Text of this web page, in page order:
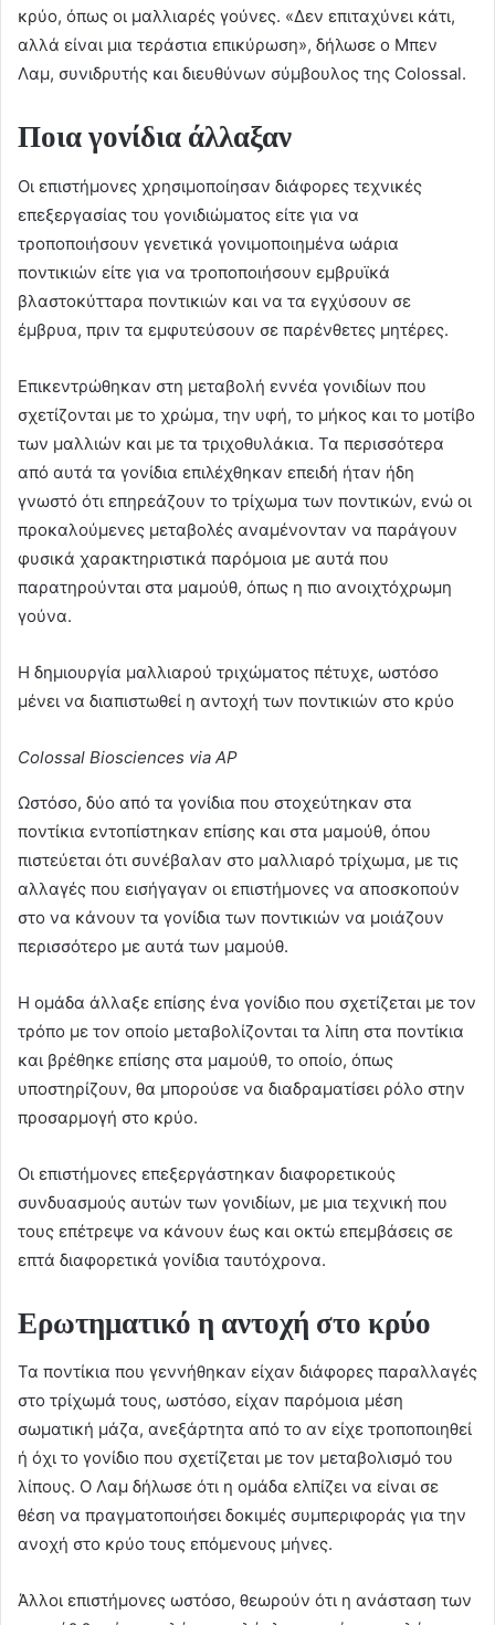
κρύο, όπως οι μαλλιαρές γούνες. «Δεν επιταχύνει κάτι,
αλλά είναι μια τεράστια επικύρωση», δήλωσε ο Μπεν
Λαμ, συνιδρυτής και διευθύνων σύμβουλος της Colossal.
Ποια γονίδια άλλαξαν
Οι επιστήμονες χρησιμοποίησαν διάφορες τεχνικές
επεξεργασίας του γονιδιώματος είτε για να
τροποποιήσουν γενετικά γονιμοποιημένα ωάρια
ποντικιών είτε για να τροποποιήσουν εμβρυϊκά
βλαστοκύτταρα ποντικιών και να τα εγχύσουν σε
έμβρυα, πριν τα εμφυτεύσουν σε παρένθετες μητέρες.
Επικεντρώθηκαν στη μεταβολή εννέα γονιδίων που
σχετίζονται με το χρώμα, την υφή, το μήκος και το μοτίβο
των μαλλιών και με τα τριχοθυλάκια. Τα περισσότερα
από αυτά τα γονίδια επιλέχθηκαν επειδή ήταν ήδη
γνωστό ότι επηρεάζουν το τρίχωμα των ποντικών, ενώ οι
προκαλούμενες μεταβολές αναμένονταν να παράγουν
φυσικά χαρακτηριστικά παρόμοια με αυτά που
παρατηρούνται στα μαμούθ, όπως η πιο ανοιχτόχρωμη
γούνα.
Η δημιουργία μαλλιαρού τριχώματος πέτυχε, ωστόσο
μένει να διαπιστωθεί η αντοχή των ποντικιών στο κρύο
Colossal Biosciences via AP
Ωστόσο, δύο από τα γονίδια που στοχεύτηκαν στα
ποντίκια εντοπίστηκαν επίσης και στα μαμούθ, όπου
πιστεύεται ότι συνέβαλαν στο μαλλιαρό τρίχωμα, με τις
αλλαγές που εισήγαγαν οι επιστήμονες να αποσκοπούν
στο να κάνουν τα γονίδια των ποντικιών να μοιάζουν
περισσότερο με αυτά των μαμούθ.
Η ομάδα άλλαξε επίσης ένα γονίδιο που σχετίζεται με τον
τρόπο με τον οποίο μεταβολίζονται τα λίπη στα ποντίκια
και βρέθηκε επίσης στα μαμούθ, το οποίο, όπως
υποστηρίζουν, θα μπορούσε να διαδραματίσει ρόλο στην
προσαρμογή στο κρύο.
Οι επιστήμονες επεξεργάστηκαν διαφορετικούς
συνδυασμούς αυτών των γονιδίων, με μια τεχνική που
τους επέτρεψε να κάνουν έως και οκτώ επεμβάσεις σε
επτά διαφορετικά γονίδια ταυτόχρονα.
Ερωτηματικό η αντοχή στο κρύο
Τα ποντίκια που γεννήθηκαν είχαν διάφορες παραλλαγές
στο τρίχωμά τους, ωστόσο, είχαν παρόμοια μέση
σωματική μάζα, ανεξάρτητα από το αν είχε τροποποιηθεί
ή όχι το γονίδιο που σχετίζεται με τον μεταβολισμό του
λίπους. Ο Λαμ δήλωσε ότι η ομάδα ελπίζει να είναι σε
θέση να πραγματοποιήσει δοκιμές συμπεριφοράς για την
ανοχή στο κρύο τους επόμενους μήνες.
Άλλοι επιστήμονες ωστόσο, θεωρούν ότι η ανάσταση των